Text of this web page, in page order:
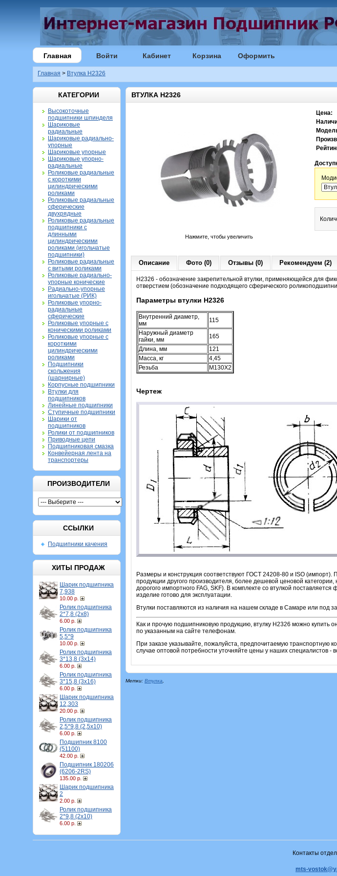
Главная Войти Кабинет Корзина Оформить
Главная > Втулка H2326
КАТЕГОРИИ
Высокоточные
подшипники шпинделя
Шариковые
радиальные
Шариковые радиально-
упорные
Шариковые упорные
Шариковые упорно-
радиальные
Роликовые радиальные
с короткими
цилиндрическими
роликами
Роликовые радиальные
сферические
двухрядные
Роликовые радиальные
подшипники с
длинными
цилиндрическими
роликами (игольчатые
подшипники)
Роликовые радиальные
с витыми роликами
Роликовые радиально-
упорные конические
Радиально-упорные
игольчатые (РИК)
Роликовые упорно-
радиальные
сферические
Роликовые упорные с
коническими роликами
Роликовые упорные с
короткими
цилиндрическими
роликами
Подшипники
скольжения
(шарнирные)
Корпусные подшипники
Втулки для
подшипников
Линейные подшипники
Ступичные подшипники
Шарики от
подшипников
Ролики от подшипников
Приводные цепи
Подшипниковая смазка
Конвейерная лента на
транспортеры
ПРОИЗВОДИТЕЛИ
ССЫЛКИ
Подшипники качения
ХИТЫ ПРОДАЖ
Шарик подшипника
7,938
10.00 р.
Ролик подшипника
2*7,8 (2х8)
6.00 р.
Ролик подшипника
5,5*9
10.00 р.
Ролик подшипника
3*13,8 (3х14)
6.00 р.
Ролик подшипника
3*15,8 (3х16)
6.00 р.
Шарик подшипника
12,303
20.00 р.
Ролик подшипника
2,5*9,8 (2,5х10)
6.00 р.
Подшипник 8100
(51100)
42.00 р.
Подшипник 180206
(6206-2RS)
135.00 р.
Шарик подшипника
2
2.00 р.
Ролик подшипника
2*9,8 (2х10)
6.00 р.
ВТУЛКА H2326
Нажмите, чтобы увеличить
Цена:
Описание Фото (0) Отзывы (0) Рекомендуем (2)
H2326 - обозначение закрепительной втулки, применяющейся для
отверстием (обозначение подходящего сферического
Параметры втулки H2326
Внутренний диаметр,
мм
115
Наружный диаметр
гайки, мм
165
Длина, мм
121
Масса, кг
4,45
Резьба
M130X2
Чертеж
Размеры и конструкция соответствуют ГОСТ 24208-80 и ISO (импорт).
продукции другого производителя, более дешевой ценовой
дорогого импортного FAG, SKF). В комплекте со втулкой
изделие готово для эксплуатации.
Втулки поставляются из наличия на нашем складе в Самаре или под
Как и прочую подшипниковую продукцию, втулку H2326 можно купить
по указанным на сайте телефонам.
При заказе указывайте, пожалуйста, предпочитаемую
случае оптовой потребности уточняйте цены у наших специалистов -
Метки: Втулка
Контакты
mts-